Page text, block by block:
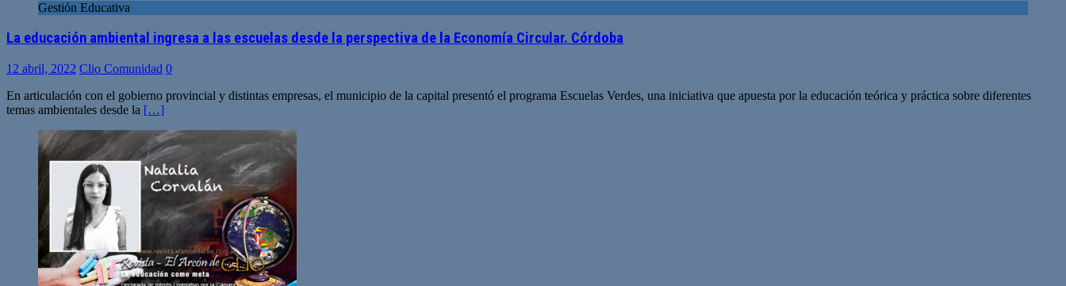
Gestión Educativa
La educación ambiental ingresa a las escuelas desde la perspectiva de la Economía Circular. Córdoba
12 abril, 2022 Clio Comunidad 0
En articulación con el gobierno provincial y distintas empresas, el municipio de la capital presentó el programa Escuelas Verdes, una iniciativa que apuesta por la educación teórica y práctica sobre diferentes
temas ambientales desde la […]